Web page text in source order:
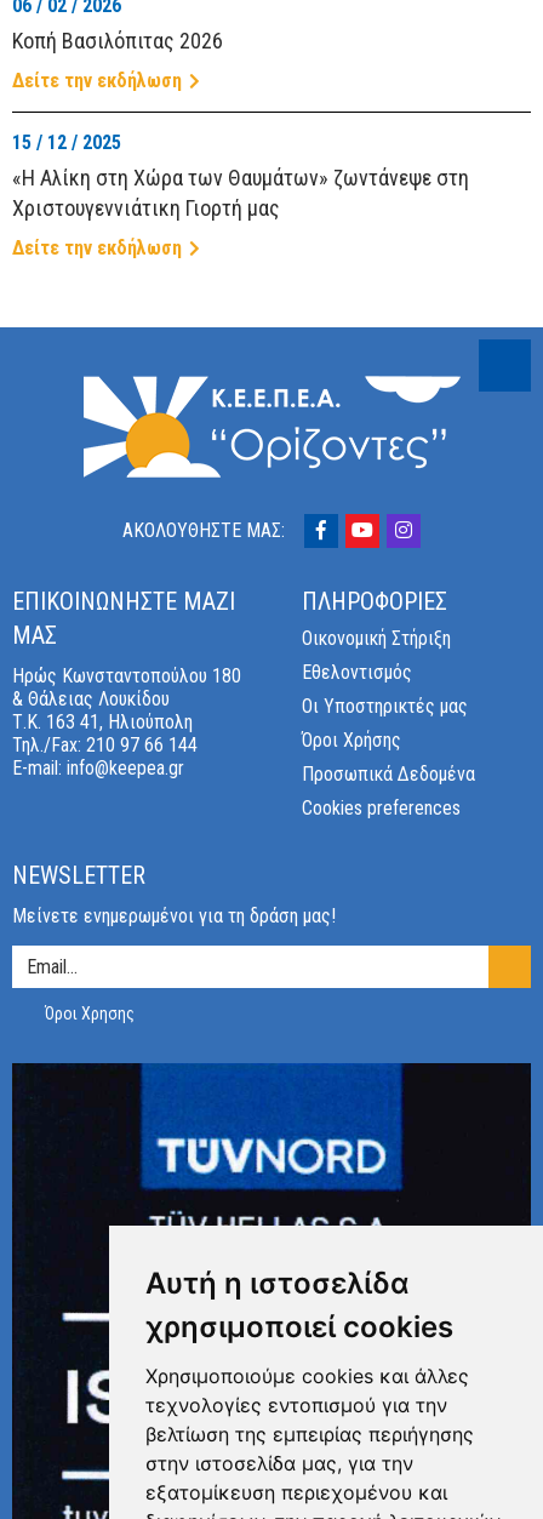
Αυτή η ιστοσελίδα
χρησιμοποιεί cookies
Χρησιμοποιούμε cookies και άλλες
τεχνολογίες εντοπισμού για την
βελτίωση της εμπειρίας περιήγησης
στην ιστοσελίδα μας, για την
εξατομίκευση περιεχομένου και
06 / 02 / 2026
Κοπή Βασιλόπιτας 2026
Δείτε την εκδήλωση
15 / 12 / 2025
«Η Αλίκη στη Χώρα των Θαυμάτων» ζωντάνεψε στη
Χριστουγεννιάτικη Γιορτή μας
Δείτε την εκδήλωση
ΑΚΟΛΟΎΘΗΣΤΈ ΜΑΣ:
ΕΠΙΚΟΙΝΩΝΉΣΤΕ ΜΑΖΊ
ΜΑΣ
Ηρώς Κωνσταντοπούλου 180
& Θάλειας Λουκίδου
Τ.Κ. 163 41, Ηλιούπολη
Τηλ./Fax: 210 97 66 144
E-mail: info@keepea.gr
ΠΛΗΡΟΦΟΡΊΕΣ
Οικονομική Στήριξη
Εθελοντισμός
Οι Υποστηρικτές μας
Όροι Χρήσης
Προσωπικά Δεδομένα
Cookies preferences
NEWSLETTER
Μείνετε ενημερωμένοι για τη δράση μας!
Όροι Χρησης